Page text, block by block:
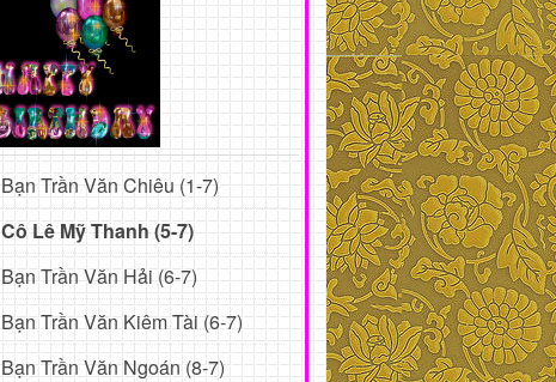
Bạn Trần Văn Chiêu (1-7)
Cô Lê Mỹ Thanh (5-7)
Bạn Trần Văn Hải (6-7)
Bạn Trần Văn Kiêm Tài (6-7)
Bạn Trần Văn Ngoán (8-7)